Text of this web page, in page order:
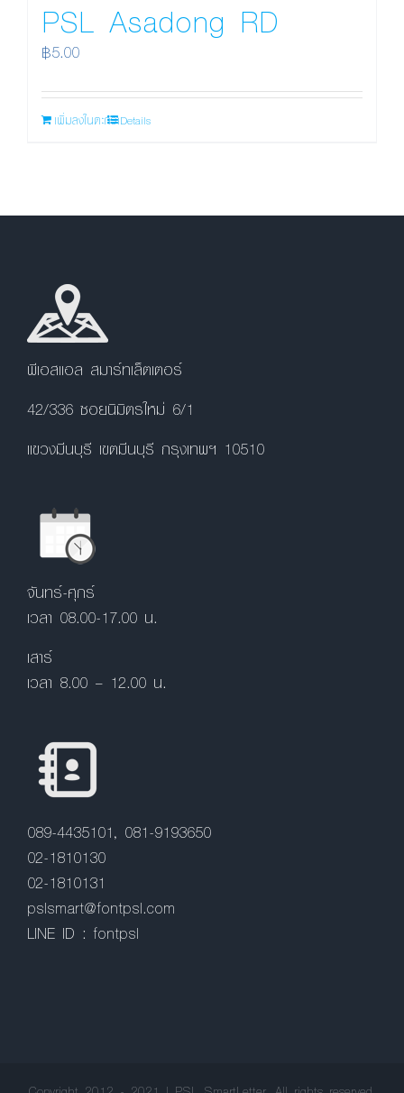
PSL Asadong RD
฿5.00
เพิ่มลงในตะกร้าDetails
พีเอสแอล สมาร์ทเล็ตเตอร์
42/336 ซอยนิมิตรใหม่ 6/1
แขวงมีนบุรี เขตมีนบุรี กรุงเทพฯ 10510
จันทร์-ศุกร์
เวลา 08.00-17.00 น.
เสาร์
เวลา 8.00 – 12.00 น.
089-4435101, 081-9193650
02-1810130
02-1810131
pslsmart@fontpsl.com
LINE ID : fontpsl